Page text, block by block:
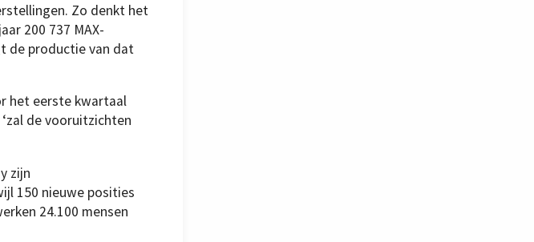
Zo denkt het
200 737 MAX-
de productie van dat
het eerste kwartaal
de vooruitzichten
zijn
150 nieuwe posities
24.100 mensen